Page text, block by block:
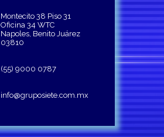
Montecito 38 Piso 31
Oficina 34 WTC
Napoles, Benito Juárez
03810
(55) 9000 0787
info@gruposiete.com.mx